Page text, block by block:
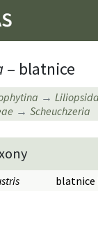
– blatnice
Liliopsida
Scheuchzeria
blatnice